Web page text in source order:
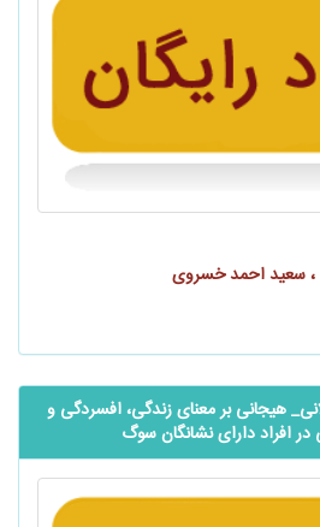
، سعید احمد خسروی
اثربخشی رفتار‎ ‎درمانی عقلانی_‏‎ ‎هیجانی بر معنای زندگی، افسردگی و
در افراد ‏دارای نشانگان سوگ